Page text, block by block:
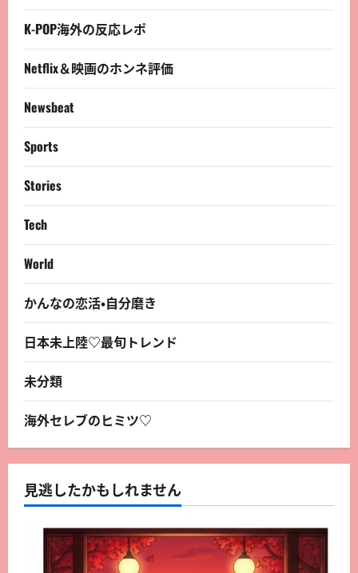
K-POP海外の反応レポ
Netflix＆映画のホンネ評価
Newsbeat
Sports
Stories
Tech
World
かんなの恋活・自分磨き
日本未上陸♡最旬トレンド
未分類
海外セレブのヒミツ♡
見逃したかもしれません